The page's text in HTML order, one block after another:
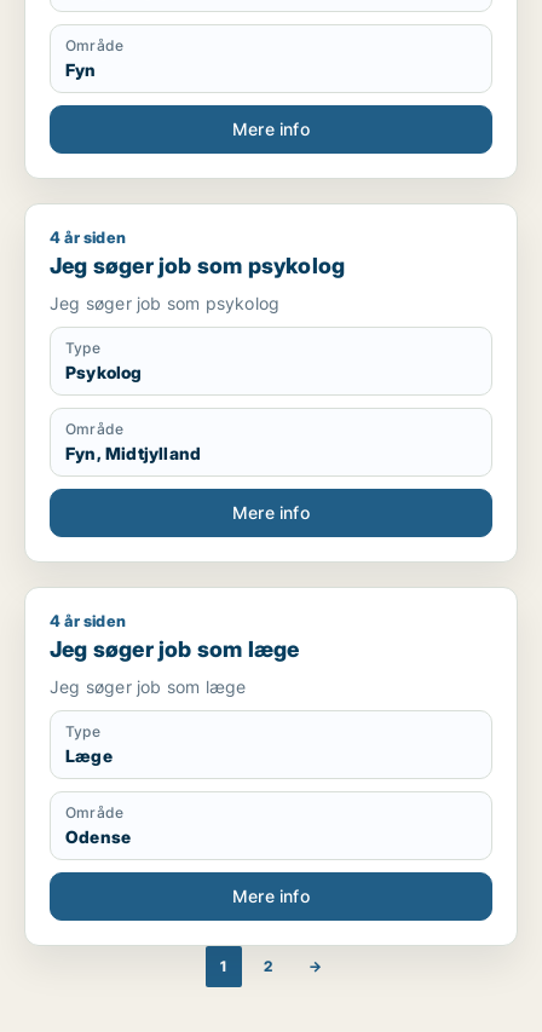
Område
Fyn
Mere info
Jeg søger job som psykolog
4 år siden
Jeg søger job som psykolog
Jeg søger job som psykolog
Type
Psykolog
Område
Fyn, Midtjylland
Mere info
Jeg søger job som læge
4 år siden
Jeg søger job som læge
Jeg søger job som læge
Type
Læge
Område
Odense
Mere info
1 2 →